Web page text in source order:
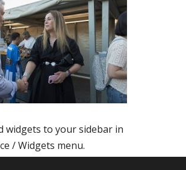
widgets to your sidebar in
/ Widgets menu.